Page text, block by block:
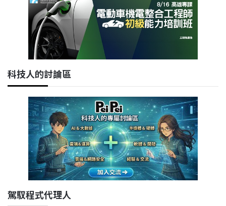
科技人的討論區
駕馭程式代理人